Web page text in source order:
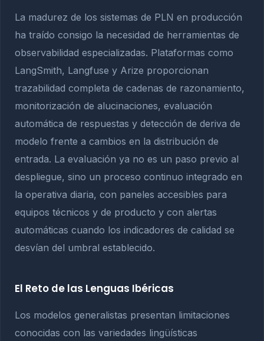
La madurez de los sistemas de PLN en producción
ha traído consigo la necesidad de herramientas de
observabilidad especializadas. Plataformas como
LangSmith, Langfuse y Arize proporcionan
trazabilidad completa de cadenas de razonamiento,
monitorización de alucinaciones, evaluación
automática de respuestas y detección de deriva de
modelo frente a cambios en la distribución de
entrada. La evaluación ya no es un paso previo al
despliegue, sino un proceso continuo integrado en
la operativa diaria, con paneles accesibles para
equipos técnicos y de producto y con alertas
automáticas cuando los indicadores de calidad se
desvían del umbral establecido.
El Reto de las Lenguas Ibéricas
Los modelos generalistas presentan limitaciones
conocidas con las variedades lingüísticas